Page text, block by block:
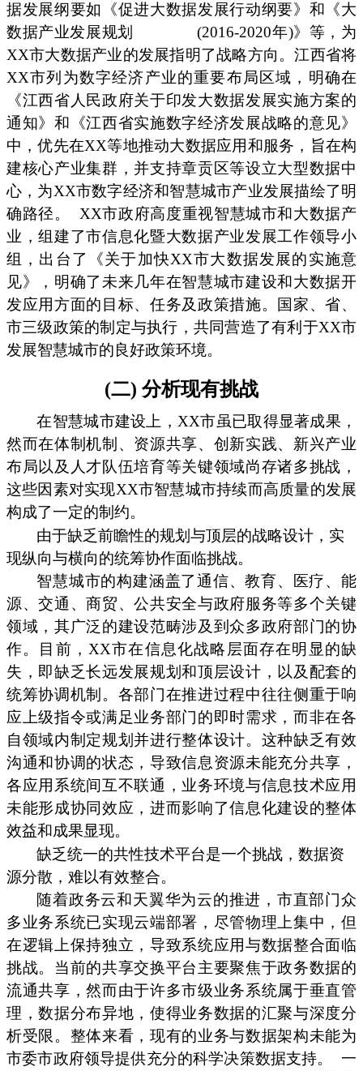
据发展纲要如《促进大数据发展行动纲要》和《大
数据产业发展规划
(2016-2020年)》等，为
XX市大数据产业的发展指明了战略方向。江西省将
XX市列为数字经济产业的重要布局区域，明确在
《江西省人民政府关于印发大数据发展实施方案的
通知》和《江西省实施数字经济发展战略的意见》
中，优先在XX等地推动大数据应用和服务，旨在构
建核心产业集群，并支持章贡区等设立大型数据中
心，为XX市数字经济和智慧城市产业发展描绘了明
确路径。
XX市政府高度重视智慧城市和大数据产
业，组建了市信息化暨大数据产业发展工作领导小
组，出台了《关于加快XX市大数据发展的实施意
见》，明确了未来几年在智慧城市建设和大数据开
发应用方面的目标、任务及政策措施。国家、省、
市三级政策的制定与执行，共同营造了有利于XX市
发展智慧城市的良好政策环境。
(二) 分析现有挑战
在智慧城市建设上，XX市虽已取得显著成果，
然而在体制机制、资源共享、创新实践、新兴产业
布局以及人才队伍培育等关键领域尚存诸多挑战，
这些因素对实现XX市智慧城市持续而高质量的发展
构成了一定的制约。
由于缺乏前瞻性的规划与顶层的战略设计，实
现纵向与横向的统筹协作面临挑战。
智慧城市的构建涵盖了通信、教育、医疗、能
源、交通、商贸、公共安全与政府服务等多个关键
领域，其广泛的建设范畴涉及到众多政府部门的协
作。目前，XX市在信息化战略层面存在明显的缺
失，即缺乏长远发展规划和顶层设计，以及配套的
统筹协调机制。各部门在推进过程中往往侧重于响
应上级指令或满足业务部门的即时需求，而非在各
自领域内制定规划并进行整体设计。这种缺乏有效
沟通和协调的状态，导致信息资源未能充分共享，
各应用系统间互不联通，业务环境与信息技术应用
未能形成协同效应，进而影响了信息化建设的整体
效益和成果显现。
缺乏统一的共性技术平台是一个挑战，数据资
源分散，难以有效整合。
随着政务云和天翼华为云的推进，市直部门众
多业务系统已实现云端部署，尽管物理上集中，但
在逻辑上保持独立，导致系统应用与数据整合面临
挑战。当前的共享交换平台主要聚焦于政务数据的
流通共享，然而由于许多市级业务系统属于垂直管
理，数据分布异地，使得业务数据的汇聚与深度分
析受限。整体来看，现有的业务与数据架构未能为
市委市政府领导提供充分的科学决策数据支持。
一